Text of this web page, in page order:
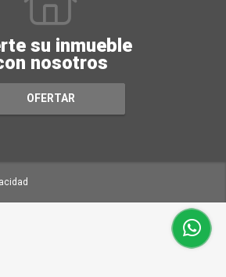
su inmueble
nosotros
OFERTAR